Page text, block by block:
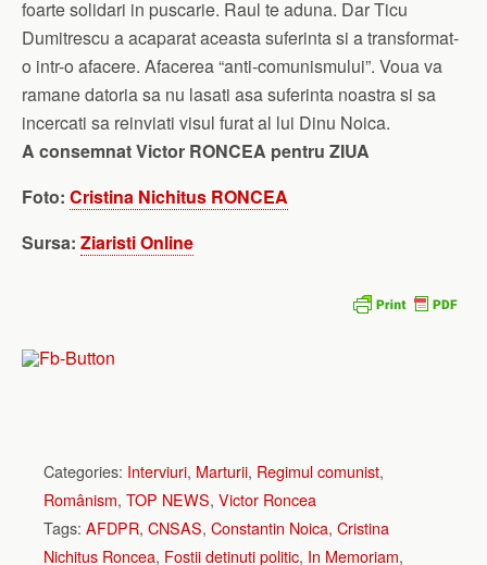
foarte solidari in puscarie. Raul te aduna. Dar Ticu
Dumitrescu a acaparat aceasta suferinta si a transformat-
o intr-o afacere. Afacerea “anti-comunismului”. Voua va
ramane datoria sa nu lasati asa suferinta noastra si sa
incercati sa reinviati visul furat al lui Dinu Noica.
A consemnat Victor RONCEA pentru ZIUA
Foto: Cristina Nichitus RONCEA
Sursa: Ziaristi Online
Categories: Interviuri, Marturii, Regimul comunist,
Românism, TOP NEWS, Victor Roncea
Tags: AFDPR, CNSAS, Constantin Noica, Cristina
Nichitus Roncea, Fostii detinuti politic, In Memoriam,